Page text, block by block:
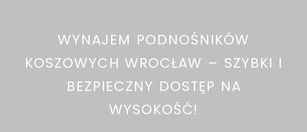
WYNAJEM PODNOŚNIKÓW
KOSZOWYCH WROCŁAW – SZYBKI I
BEZPIECZNY DOSTĘP NA
WYSOKOŚĆ!